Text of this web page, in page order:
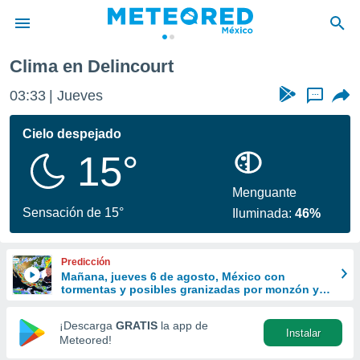
de
ha sido
calidad.
a este
las
y
forma
digital
basada
Clima en Delincourt
03:33 Jueves ...
Cielo despejado
15°
Sensación de 15°
Menguante
Iluminada:46%
Predicción
Mañana, jueves 6 de agosto, México con
tormentas y posibles granizadas por monzón y
¡Descarga GRATIS la app de
Meteored!
Instalar